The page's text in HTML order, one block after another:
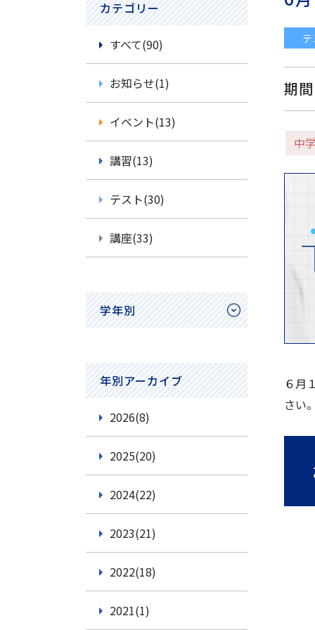
カテゴリー
すべて(90)
お知らせ(1)
イベント(13)
講習(13)
テスト(30)
講座(33)
学年別
小学2年生
小学4年生
小学5年生
小学6年生
中学2年生
高校1年生
年別アーカイブ
2026(8)
2025(20)
2024(22)
2023(21)
2022(18)
2021(1)
期
中
６月
さい